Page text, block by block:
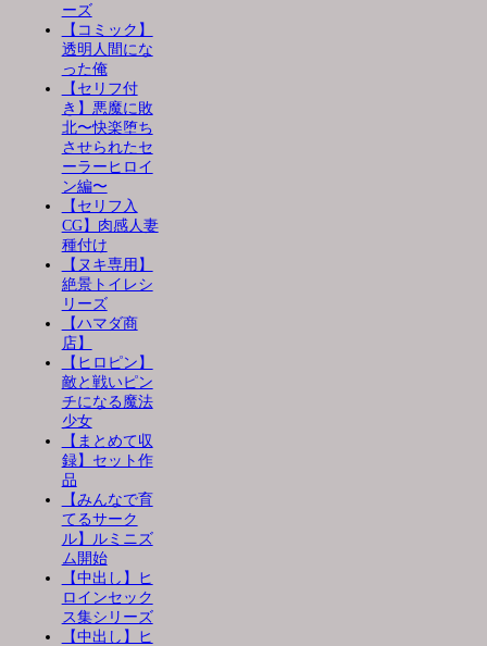
ーズ
【コミック】
透明人間にな
った俺
【セリフ付
き】悪魔に敗
北〜快楽堕ち
させられたセ
ーラーヒロイ
ン編〜
【セリフ入
CG】肉感人妻
種付け
【ヌキ専用】
絶景トイレシ
リーズ
【ハマダ商
店】
【ヒロピン】
敵と戦いピン
チになる魔法
少女
【まとめて収
録】セット作
品
【みんなで育
てるサーク
ル】ルミニズ
ム開始
【中出し】ヒ
ロインセック
ス集シリーズ
【中出し】ヒ